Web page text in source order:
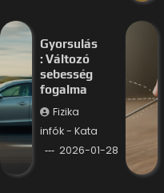
Gyorsulás
: Változó
sebesség
fogalma
Fizika
infók - Kata
2026-01-28